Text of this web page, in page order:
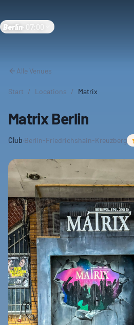
Berlin 07:00
Alle Venues
Start / Locations / Matrix
Matrix Berlin
Club·Berlin-Friedrichshain-Kreuzberg